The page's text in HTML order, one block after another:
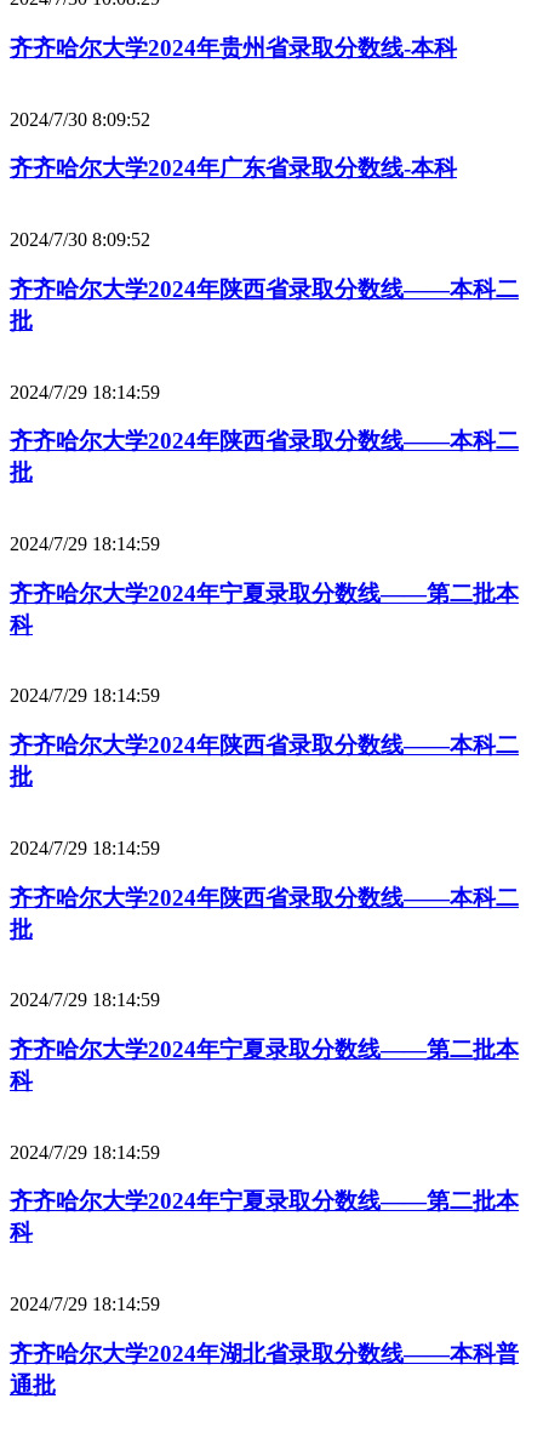
齐齐哈尔大学2024年贵州省录取分数线-本科
2024/7/30 8:09:52
齐齐哈尔大学2024年广东省录取分数线-本科
2024/7/30 8:09:52
齐齐哈尔大学2024年陕西省录取分数线——本科二
批
2024/7/29 18:14:59
齐齐哈尔大学2024年陕西省录取分数线——本科二
批
2024/7/29 18:14:59
齐齐哈尔大学2024年宁夏录取分数线——第二批本
科
2024/7/29 18:14:59
齐齐哈尔大学2024年陕西省录取分数线——本科二
批
2024/7/29 18:14:59
齐齐哈尔大学2024年陕西省录取分数线——本科二
批
2024/7/29 18:14:59
齐齐哈尔大学2024年宁夏录取分数线——第二批本
科
2024/7/29 18:14:59
齐齐哈尔大学2024年宁夏录取分数线——第二批本
科
2024/7/29 18:14:59
齐齐哈尔大学2024年湖北省录取分数线——本科普
通批